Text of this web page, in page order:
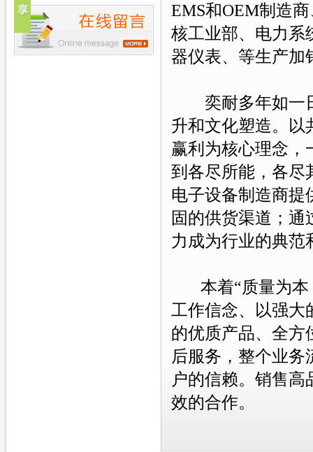
EMS和OEM制造
核工业部、电力系
器仪表、等生产加
奕耐多年如一
升和文化塑造。以
赢利 为核心理念，
到各尽所能，各尽
电子设备制造商提
固的供货渠道；
力成为行业的典范
本着“质量为本
工作信念、以强大
的优质产品、全方
后服务，整个业
户的信赖。销售
效的合作。